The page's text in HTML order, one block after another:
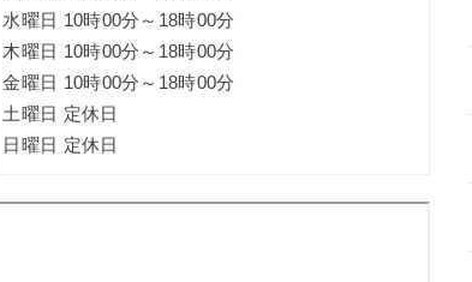
水曜日 10時00分～18時00分
木曜日 10時00分～18時00分
金曜日 10時00分～18時00分
土曜日 定休日
日曜日 定休日